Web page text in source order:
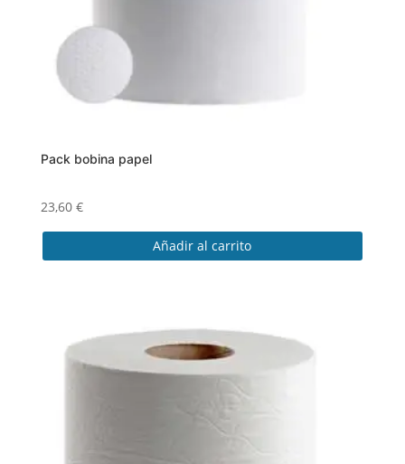
Pack bobina papel
23,60 €
Añadir al carrito